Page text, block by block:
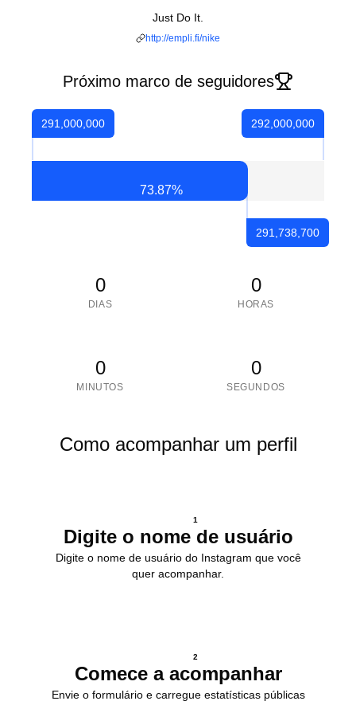
Just Do It.
http://empli.fi/nike
Próximo marco de seguidores
291,000,000
73.87%
291,738,700
292,000,000
0
DIAS
0
HORAS
0
MINUTOS
0
SEGUNDOS
Como acompanhar um perfil
1
Digite o nome de usuário
Digite o nome de usuário do Instagram que você
quer acompanhar.
2
Comece a acompanhar
Envie o formulário e carregue estatísticas públicas